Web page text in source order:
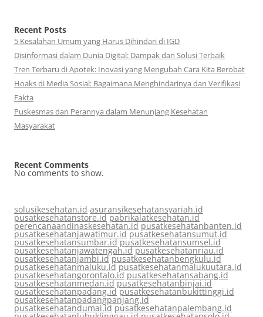
Recent Posts
5 Kesalahan Umum yang Harus Dihindari di IGD
Disinformasi dalam Dunia Digital: Dampak dan Solusi Terbaik
Tren Terbaru di Apotek: Inovasi yang Mengubah Cara Kita Berobat
Hoaks di Media Sosial: Bagaimana Menghindarinya dan Verifikasi
Fakta
Puskesmas dan Perannya dalam Menunjang Kesehatan
Masyarakat
Recent Comments
No comments to show.
solusikesehatan.id asuransikesehatansyariah.id
pusatkesehatanstore.id pabrikalatkesehatan.id
perencanaandinaskesehatan.id pusatkesehatanbanten.id
pusatkesehatanjawatimur.id pusatkesehatansumut.id
pusatkesehatansumbar.id pusatkesehatansumsel.id
pusatkesehatanjawatengah.id pusatkesehatanriau.id
pusatkesehatanjambi.id pusatkesehatanbengkulu.id
pusatkesehatanmaluku.id pusatkesehatanmalukuutara.id
pusatkesehatangorontalo.id pusatkesehatansabang.id
pusatkesehatanmedan.id pusatkesehatanbinjai.id
pusatkesehatanpadang.id pusatkesehatanbukittinggi.id
pusatkesehatanpadangpanjang.id
pusatkesehatandumai.id pusatkesehatanpalembang.id